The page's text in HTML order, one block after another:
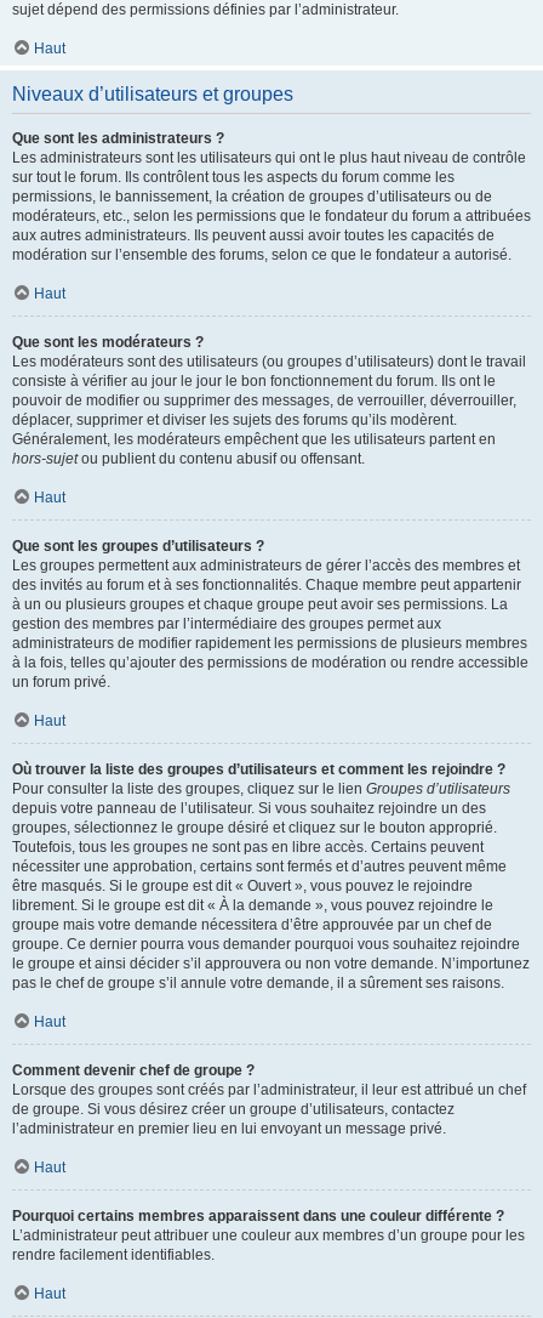
sujet dépend des permissions définies par l’administrateur.
Haut
Niveaux d’utilisateurs et groupes
Que sont les administrateurs ?
Les administrateurs sont les utilisateurs qui ont le plus haut niveau de contrôle
sur tout le forum. Ils contrôlent tous les aspects du forum comme les
permissions, le bannissement, la création de groupes d’utilisateurs ou de
modérateurs, etc., selon les permissions que le fondateur du forum a attribuées
aux autres administrateurs. Ils peuvent aussi avoir toutes les capacités de
modération sur l’ensemble des forums, selon ce que le fondateur a autorisé.
Haut
Que sont les modérateurs ?
Les modérateurs sont des utilisateurs (ou groupes d’utilisateurs) dont le travail
consiste à vérifier au jour le jour le bon fonctionnement du forum. Ils ont le
pouvoir de modifier ou supprimer des messages, de verrouiller, déverrouiller,
déplacer, supprimer et diviser les sujets des forums qu’ils modèrent.
Généralement, les modérateurs empêchent que les utilisateurs partent en
hors-sujetou publient du contenu abusif ou offensant.
Haut
Que sont les groupes d’utilisateurs ?
Les groupes permettent aux administrateurs de gérer l’accès des membres et
des invités au forum et à ses fonctionnalités. Chaque membre peut appartenir
à un ou plusieurs groupes et chaque groupe peut avoir ses permissions. La
gestion des membres par l’intermédiaire des groupes permet aux
administrateurs de modifier rapidement les permissions de plusieurs membres
à la fois, telles qu’ajouter des permissions de modération ou rendre accessible
un forum privé.
Haut
Où trouver la liste des groupes d’utilisateurs et comment les rejoindre ?
Pour consulter la liste des groupes, cliquez sur le lien Groupes d’utilisateurs
depuis votre panneau de l’utilisateur. Si vous souhaitez rejoindre un des
groupes, sélectionnez le groupe désiré et cliquez sur le bouton approprié.
Toutefois, tous les groupes ne sont pas en libre accès. Certains peuvent
nécessiter une approbation, certains sont fermés et d’autres peuvent même
être masqués. Si le groupe est dit « Ouvert », vous pouvez le rejoindre
librement. Si le groupe est dit « À la demande », vous pouvez rejoindre le
groupe mais votre demande nécessitera d’être approuvée par un chef de
groupe. Ce dernier pourra vous demander pourquoi vous souhaitez rejoindre
le groupe et ainsi décider s’il approuvera ou non votre demande. N’importunez
pas le chef de groupe s’il annule votre demande, il a sûrement ses raisons.
Haut
Comment devenir chef de groupe ?
Lorsque des groupes sont créés par l’administrateur, il leur est attribué un chef
de groupe. Si vous désirez créer un groupe d’utilisateurs, contactez
l’administrateur en premier lieu en lui envoyant un message privé.
Haut
Pourquoi certains membres apparaissent dans une couleur différente ?
L’administrateur peut attribuer une couleur aux membres d’un groupe pour les
rendre facilement identifiables.
Haut